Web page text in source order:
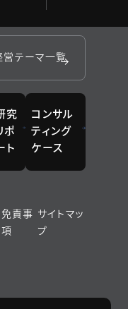
メディア
営テーマ一覧
究
ポ
ト
コンサル
ティング
ケース
免責事
項
サイトマッ
プ